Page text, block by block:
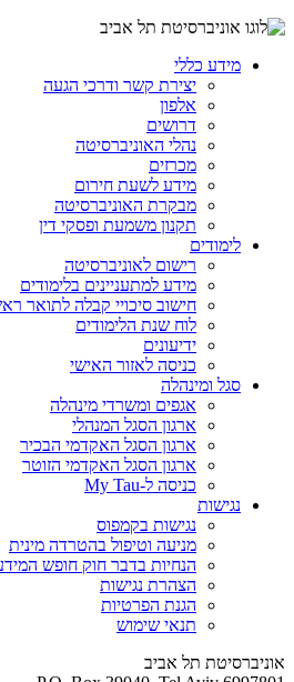
מידע כללי
יצירת קשר ודרכי הגעה
אלפון
דרושים
נהלי האוניברסיטה
מכרזים
מידע לשעת חירום
מבקרת האוניברסיטה
תקנון משמעת ופסקי דין
לימודים
רישום לאוניברסיטה
מידע למתעניינים בלימודים
חישוב סיכויי קבלה לתואר
לוח שנת הלימודים
ידיעונים
כניסה לאזור האישי
סגל ומינהלה
אגפים ומשרדי מינהלה
ארגון הסגל המנהלי
ארגון הסגל האקדמי הבכיר
ארגון הסגל האקדמי הזוטר
כניסה ל-My Tau
נגישות
נגישות בקמפוס
מניעה וטיפול בהטרדה מינית
הנחיות בדבר חוק חופש
הצהרת נגישות
הגנת הפרטיות
תנאי שימוש
אוניברסיטת תל אביב